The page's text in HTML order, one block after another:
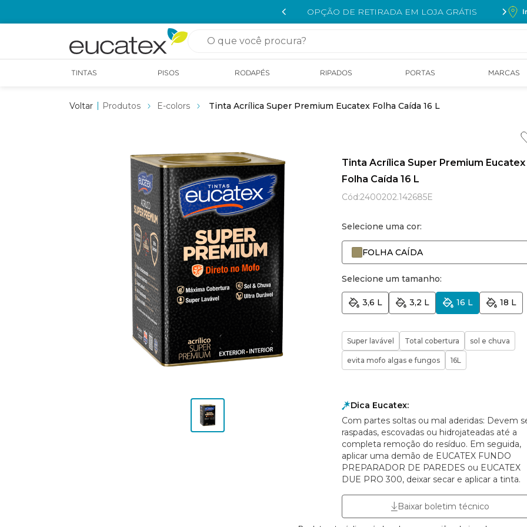
OPÇÃO DE RETIRADA EM LOJA GRÁTIS
O que você procura?
TINTAS PISOS RODAPÉS RIPADOS PORTAS MARCAS
Produtos E-colors Tinta Acrílica Super Premium Eucatex Folha Caída 16 L
Tinta Acrílica Super Premium Eucatex
Folha Caída 16 L
Cód:2400202.142685E
Selecione uma cor:
FOLHA CAÍDA
Selecione um tamanho:
3,6 L 3,2 L 16 L 18 L
Super lavável Total cobertura sol e chuva
evita mofo algas e fungos 16L
Dica Eucatex:
Com partes soltas ou mal aderidas: Devem
raspadas, escovadas ou hidrojateadas até a
completa remoção do resíduo. Em seguida,
aplicar uma demão de EUCATEX FUNDO
PREPARADOR DE PAREDES ou EUCATEX
DUE PRO 300, deixar secar e aplicar a tinta.
Baixar boletim técnico